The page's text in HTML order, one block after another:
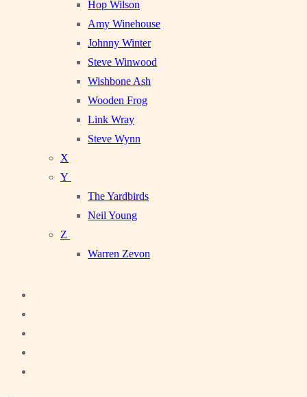
Hop Wilson
Amy Winehouse
Johnny Winter
Steve Winwood
Wishbone Ash
Wooden Frog
Link Wray
Steve Wynn
X
Y
The Yardbirds
Neil Young
Z
Warren Zevon